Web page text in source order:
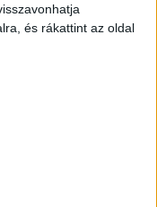
és rákattint az oldal